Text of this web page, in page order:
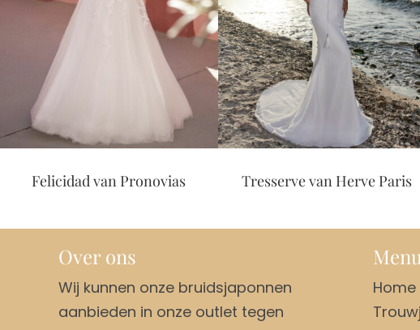
van Pronovias Tresserve van Herve Paris
Over ons
Wij kunnen onze bruidsjaponnen
aanbieden in onze outlet tegen
Menu
Home